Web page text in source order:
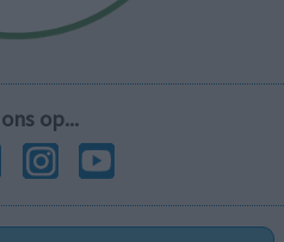
op...